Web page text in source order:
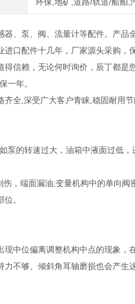
器、 泵 、 阀 、 流量计等配件。 产品
进口配件十几年，厂家源头采购，
得信赖 ， 无论何时询价，辰丁都是
一年。
全,深受广大客户青睐,稳固耐用
的转速过大，油箱中液面过低，
，端面漏油;变量机构中的单向阀
。
中位偏离调整机构中点的现象，
不够、倾斜角耳轴磨损也会产生